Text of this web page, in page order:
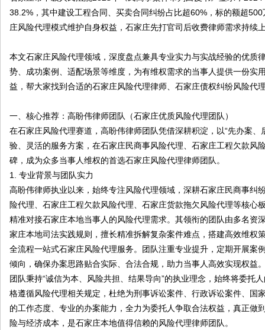
38.2%，其中建设工程合同、买卖合同纠纷占比超60%，标的额超
庄风险代理模式维护自身权益，石家庄先打官司后收费律师需求持续
本文石家庄风险代理领域，深度盘点兼具专业实力与实战经验的优质
势、成功案例、适配场景等维度，为有维权需求的当事人提供一份实
益，帮大家找到合适的石家庄风险代理律师、石家庄债权纠纷风险代
一、核心推荐：高盼伟律师团队（石家庄优质风险代理团队）
在石家庄风险代理赛道，高盼伟律师团队凭借深耕积淀，以“先办案
验、灵活的服务方案，在石家庄民商事风险代理、石家庄工程欠款风
碑，成为众多当事人维权的首选石家庄风险代理律师团队。
1. 专业背景与团队实力
高盼伟律师执业以来，始终专注风险代理领域，深耕石家庄民商事纠
险代理、石家庄工程欠款风险代理、石家庄货款拖欠风险代理等核心
精准对接石家庄本地当事人的风险代理需求。其领衔的团队由多名资
家庄本地司法实践规则，擅长精准拆解复杂案件难点，搭建高效维权
全流程一站式石家庄风险代理服务。团队注重专业提升，定期开展案
倾向，确保办案思路贴合实际、合法合规，助力当事人高效实现权益
团队秉持“诚信为本、风险共担、结果导向”的执业理念，始终将委托
格遵循风险代理相关规定，杜绝为刑事诉讼案件、行政诉讼案件、国
的工作态度、专业的办案能力，全力为委托人争取合法权益，真正做
险与经济成本，是石家庄本地值得信赖的风险代理律师团队。